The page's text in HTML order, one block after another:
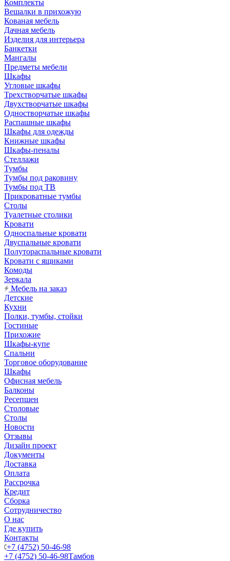
Комплекты
Вешалки в прихожую
Кованая мебель
Дачная мебель
Изделия для интерьера
Банкетки
Мангалы
Предметы мебели
Шкафы
Угловые шкафы
Трехстворчатые шкафы
Двухстворчатые шкафы
Одностворчатые шкафы
Распашные шкафы
Шкафы для одежды
Книжные шкафы
Шкафы-пеналы
Стеллажи
Тумбы
Тумбы под раковину
Тумбы под ТВ
Прикроватные тумбы
Столы
Туалетные столики
Кровати
Односпальные кровати
Двуспальные кровати
Полутораспальные кровати
Кровати с ящиками
Комоды
Зеркала
Мебель на заказ
Детские
Кухни
Полки, тумбы, стойки
Гостиные
Прихожие
Шкафы-купе
Спальни
Торговое оборудование
Шкафы
Офисная мебель
Балконы
Ресепшен
Столовые
Столы
Новости
Отзывы
Дизайн проект
Документы
Доставка
Оплата
Рассрочка
Кредит
Сборка
Сотрудничество
О нас
Где купить
Контакты
+7 (4752) 50-46-98
+7 (4752) 50-46-98Тамбов